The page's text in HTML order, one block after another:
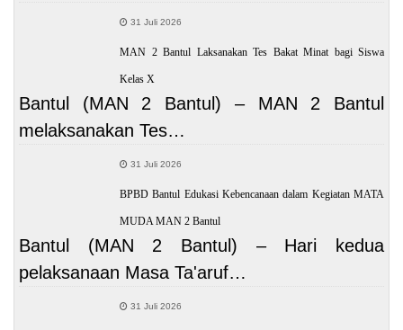
31 Juli 2026
MAN 2 Bantul Laksanakan Tes Bakat Minat bagi Siswa
Kelas X
Bantul (MAN 2 Bantul) – MAN 2 Bantul
melaksanakan Tes…
31 Juli 2026
BPBD Bantul Edukasi Kebencanaan dalam Kegiatan MATA
MUDA MAN 2 Bantul
Bantul (MAN 2 Bantul) – Hari kedua
pelaksanaan Masa Ta'aruf…
31 Juli 2026